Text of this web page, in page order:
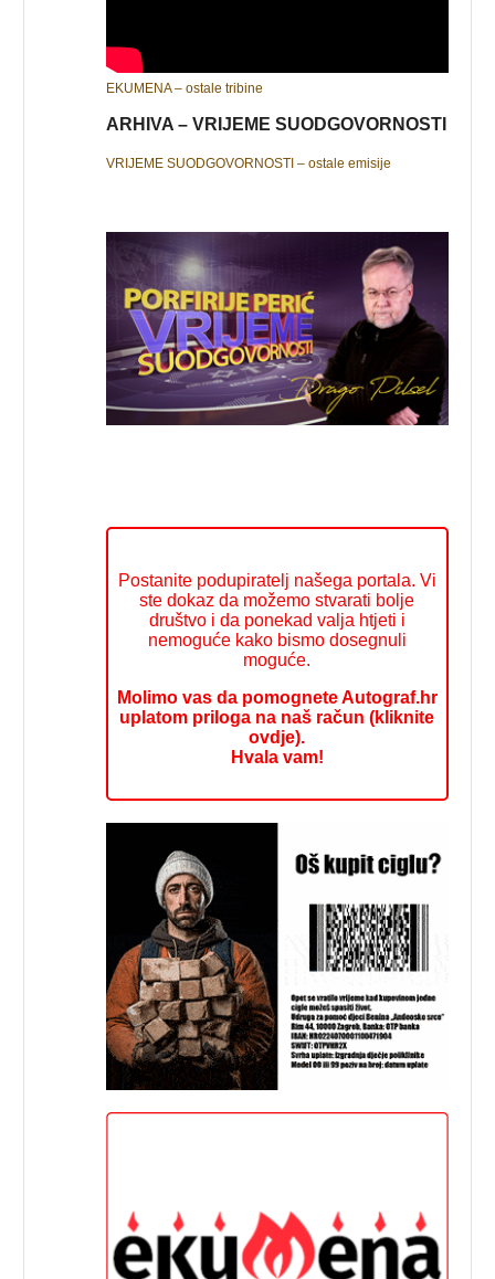
EKUMENA – ostale tribine
ARHIVA – VRIJEME SUODGOVORNOSTI
VRIJEME SUODGOVORNOSTI – ostale emisije
Postanite podupiratelj našega portala. Vi
ste dokaz da možemo stvarati bolje
društvo i da ponekad valja htjeti i
nemoguće kako bismo dosegnuli
moguće.
Molimo vas da pomognete Autograf.hr
uplatom priloga na naš račun (kliknite
ovdje).
Hvala vam!